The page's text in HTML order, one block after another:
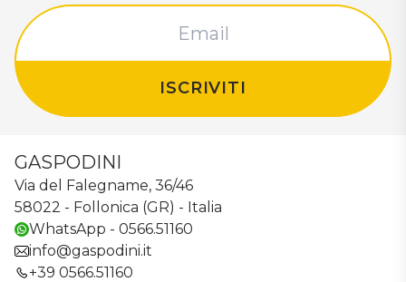
ISCRIVITI
GASPODINI
Via del Falegname, 36/46
58022 - Follonica (GR) - Italia
WhatsApp - 0566.51160
info@gaspodini.it
+39 0566.51160